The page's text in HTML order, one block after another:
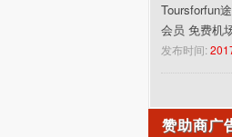
Toursforfun
会员 免费机
发布时间:
赞助商广